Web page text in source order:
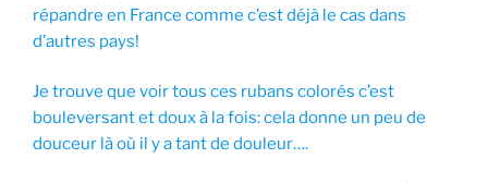
répandre en France comme c’est déjà le cas dans
d’autres pays!
Je trouve que voir tous ces rubans colorés c’est
bouleversant et doux à la fois: cela donne un peu de
douceur là où il y a tant de douleur….